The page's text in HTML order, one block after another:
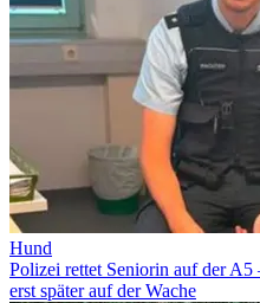
Hund
Polizei rettet Seniorin auf der
erst später auf der Wache